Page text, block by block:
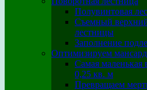
Полувинтовая
Съемный
лестницы
Заполнение
Оптимизируем
Самая
0,25 кв. м
Превращаем